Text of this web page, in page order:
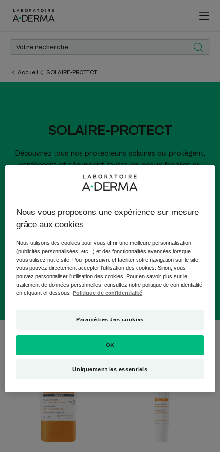
Accueil SOLAIRE-PROTECT
SOLAIRE-PROTECT
Découvrez tous nos protecteurs solaires qui protègent,
renforcent et sécurisent toutes les peaux fragiles au
soleil.
Protections solaires visage et corps
Soins réparateurs après-soleil
Protections solaires bébé/enfant
3 résultats pour "SOLAIRE-PROTECT"
Fluide
solaire
invisible
POCKET
-
SPF50+
Fluide
invisible
SPF50+
Nous vous proposons une expérience sur mesure
grâce aux cookies
Nous utilisons des cookies pour vous offrir une meilleure personnalisation
(publicités personnalisées, etc...) et des fonctionnalités avancées lorsque
vous utilisez notre site. Pour poursuivre et faciliter votre navigation sur le site,
vous pouvez directement accepter l'utilisation des cookies. Sinon, vous
pouvez personnaliser l'utilisation des cookies. Pour en savoir plus sur le
traitement de données personnelles, consultez notre politique de confidentialité
en cliquant ci-dessous :Politique de confidentialité
Paramètres des cookies
Uniquement les essentiels
OK